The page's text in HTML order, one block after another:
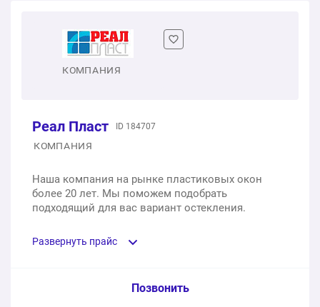
от 7 530 ₽
Монтаж окна
Двухстворчатое пластиковое окно
Трехстворчатое пластиковое окно
КОМПАНИЯ
Реал Пласт
ID 184707
КОМПАНИЯ
Наша компания на рынке пластиковых окон
более 20 лет. Мы поможем подобрать
подходящий для вас вариант остекления.
Развернуть прайс
Услуга из прайс-листа / Ед. изм. / Цена
Позвонить